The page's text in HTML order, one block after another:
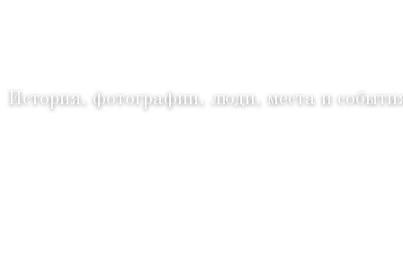
История, фотографии, люди, места и